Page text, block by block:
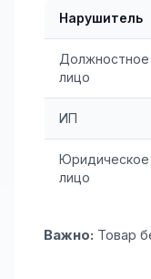
Нарушитель
Должностное
лицо
ИП
Юридическое
лицо
Важно: Товар